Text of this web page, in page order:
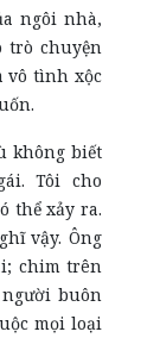
ngôi nhà,
trò chuyện
vô tình xộc
không biết
Tôi cho
thể xảy ra.
vậy. Ông
chim trên
buôn
mọi loại